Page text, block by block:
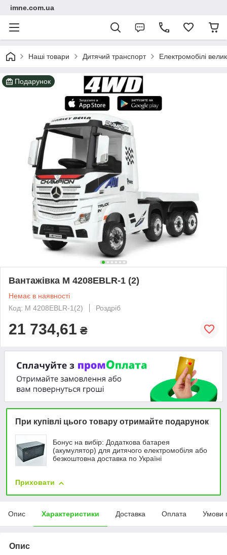
imne.com.ua
Наші товари Дитячий транспорт Електромобілі
Подарунок
Вантажівка M 4208EBLR-1 (2)
Немає в наявності
Код: M 4208EBLR-1(2)
Роздріб
21 734,61 ₴
При купівлі цього товару отримайте подарунок
Бонус на вибір: Додаткова батарея
(акумулятор) для дитячого електромобіля або
безкоштовна доставка по Україні
Приховати
Опис Характеристики Доставка Оплата Умови
Опис